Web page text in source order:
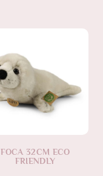
FOCA 32CM ECO
FRIENDLY